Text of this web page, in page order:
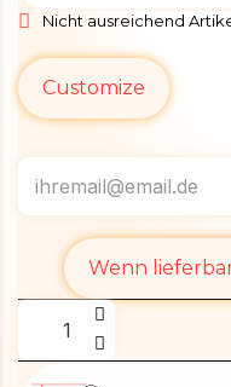
Nicht ausreichend
Customize
Wenn